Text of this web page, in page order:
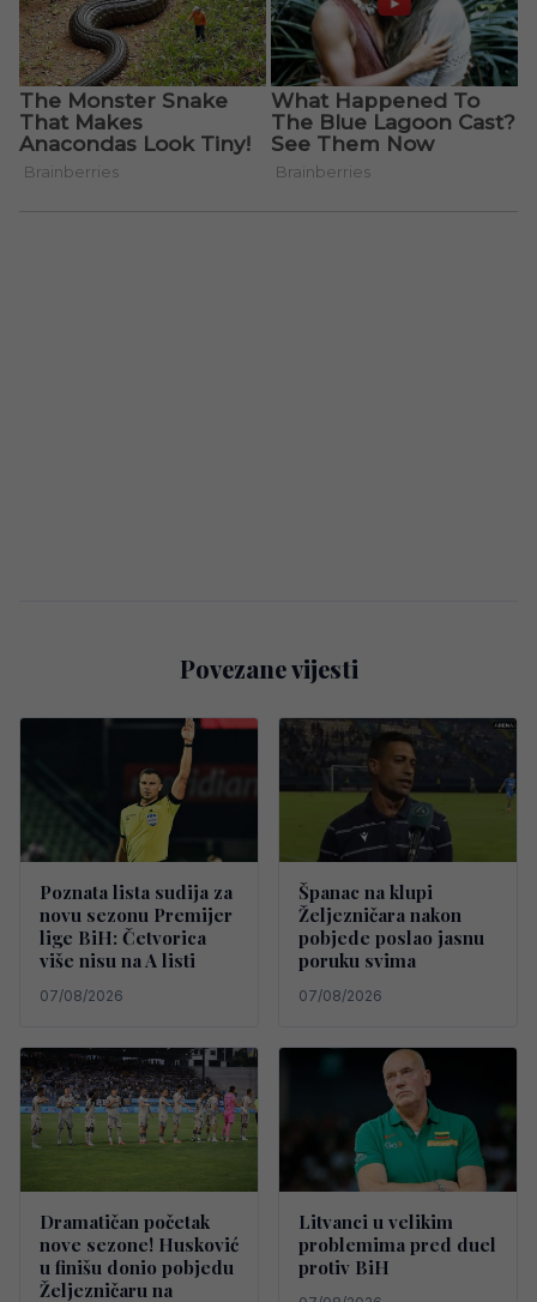
Povezane vijesti
Poznata lista sudija za
novu sezonu Premijer
lige BiH: Četvorica
više nisu na A listi
07/08/2026
Španac na klupi
Željezničara nakon
pobjede poslao jasnu
poruku svima
07/08/2026
Dramatičan početak
nove sezone! Husković
u finišu donio pobjedu
Željezničaru na
Litvanci u velikim
problemima pred duel
protiv BiH